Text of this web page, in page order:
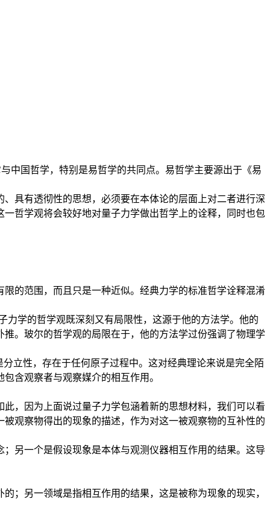
中国哲学，特别是易哲学的共同点。易哲学主要源出于《易
具有透彻性的思想，必须要在本体论的层面上对二者进行深
哲学观将会较好地对量子力学做出哲学上的诠释，同时也包
的范围，而且只是一种近似。经典力学的标准哲学诠释混淆
力学的哲学观既深刻又有局限性，这源于他的方法学。他的
。玻尔的哲学观的局限在于，他的方法学过份强调了物理学
立性，存在于任何原子过程中。这对经典理论来说是完全陌
含观察者与观察媒介的相互作用。
，因为上面说过量子力学包涵着新的思想材料，我们可以看
观察物得出的现象的描述，作为对这一被观察物的互补性的
另一个是假设现象是本体与观测仪器相互作用的结果。这导
；另一领域是指相互作用的结果，这是被称为现象的现实，